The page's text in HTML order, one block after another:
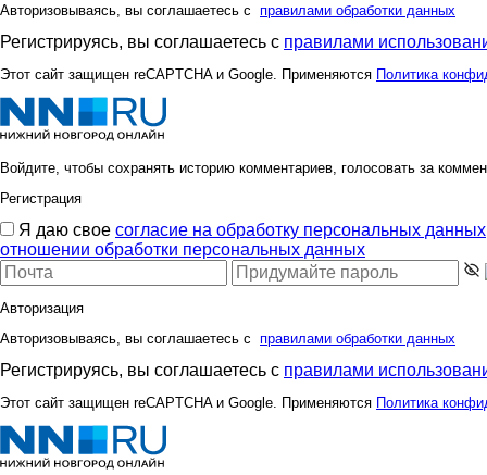
Авторизовываясь, вы соглашаетесь с правилами обработки данных
Регистрируясь, вы соглашаетесь с правилами
Этот сайт защищен reCAPTCHA и Google. Применяются Политика
Войдите, чтобы сохранять историю комментариев, голосовать за
Регистрация
Я даю свое согласие на обработку персональных данных
отношении обработки персональных данных
Авторизация
Авторизовываясь, вы соглашаетесь с правилами обработки данных
Регистрируясь, вы соглашаетесь с правилами
Этот сайт защищен reCAPTCHA и Google. Применяются Политика